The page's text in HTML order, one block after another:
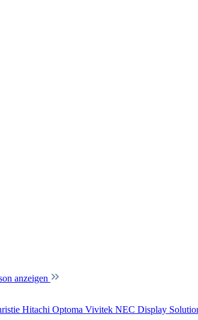
anzeigen
Hitachi Optoma Vivitek NEC Display